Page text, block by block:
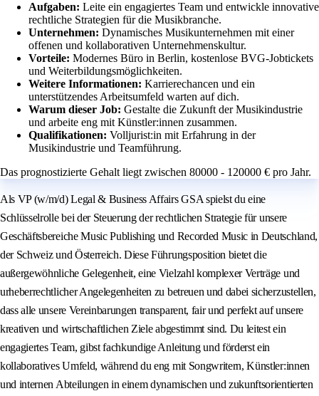
Aufgaben: Leite ein engagiertes Team und entwickle innovative
rechtliche Strategien für die Musikbranche.
Unternehmen: Dynamisches Musikunternehmen mit einer
offenen und kollaborativen Unternehmenskultur.
Vorteile: Modernes Büro in Berlin, kostenlose BVG-Jobtickets
und Weiterbildungsmöglichkeiten.
Weitere Informationen: Karrierechancen und ein
unterstützendes Arbeitsumfeld warten auf dich.
Warum dieser Job: Gestalte die Zukunft der Musikindustrie
und arbeite eng mit Künstler:innen zusammen.
Qualifikationen: Volljurist:in mit Erfahrung in der
Musikindustrie und Teamführung.
Das prognostizierte Gehalt liegt zwischen 80000 - 120000 € pro Jahr.
Als VP (w/m/d) Legal & Business Affairs GSA spielst du eine
Schlüsselrolle bei der Steuerung der rechtlichen Strategie für unsere
Geschäftsbereiche Music Publishing und Recorded Music in Deutschland,
der Schweiz und Österreich. Diese Führungsposition bietet die
außergewöhnliche Gelegenheit, eine Vielzahl komplexer Verträge und
urheberrechtlicher Angelegenheiten zu betreuen und dabei sicherzustellen,
dass alle unsere Vereinbarungen transparent, fair und perfekt auf unsere
kreativen und wirtschaftlichen Ziele abgestimmt sind. Du leitest ein
engagiertes Team, gibst fachkundige Anleitung und förderst ein
kollaboratives Umfeld, während du eng mit Songwritern, Künstler:innen
und internen Abteilungen in einem dynamischen und zukunftsorientierten